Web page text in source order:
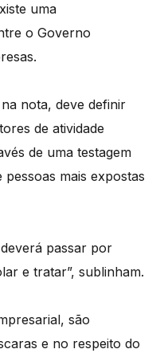
uma
o Governo
nota, deve definir
de atividade
de uma testagem
mais expostas
passar por
e tratar”, sublinham.
são
e no respeito do